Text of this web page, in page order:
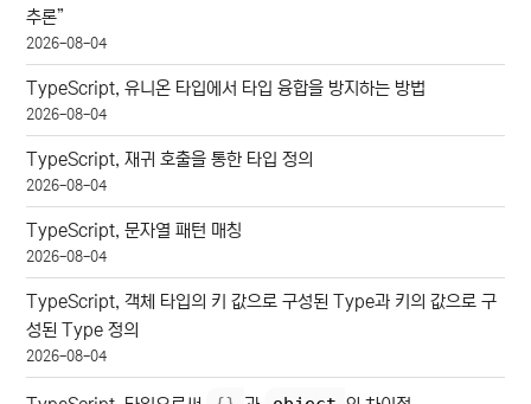
추론”
2026-08-04
TypeScript, 유니온 타입에서 타입 융합을 방지하는 방법
2026-08-04
TypeScript, 재귀 호출을 통한 타입 정의
2026-08-04
TypeScript, 문자열 패턴 매칭
2026-08-04
TypeScript, 객체 타입의 키 값으로 구성된 Type과 키의 값으로 구
성된 Type 정의
2026-08-04